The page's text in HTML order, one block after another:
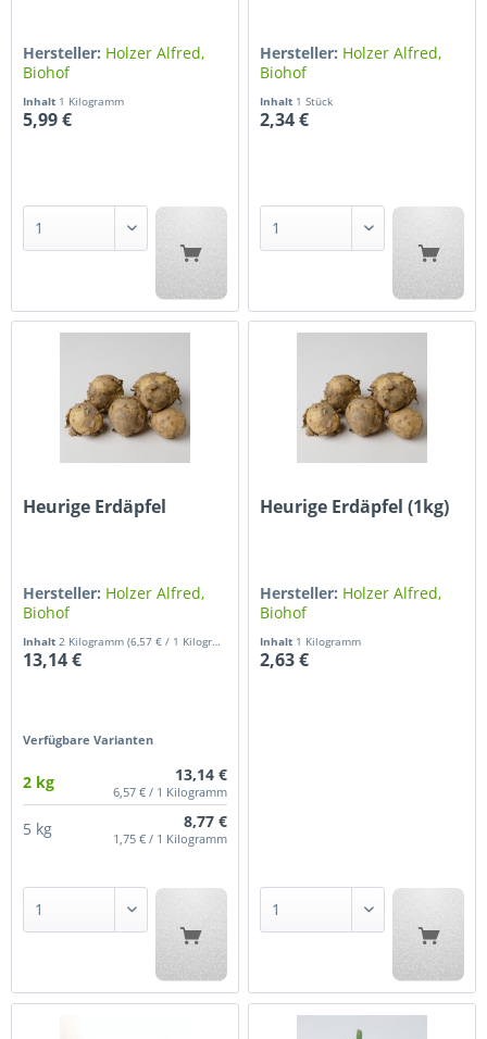
Hersteller: Holzer Alfred,
Biohof
Inhalt 1 Kilogramm
5,99 €
Hersteller: Holzer Alfred,
Biohof
Inhalt 1 Stück
2,34 €
Heurige Erdäpfel
Hersteller: Holzer Alfred,
Biohof
Inhalt2 Kilogramm(6,57 € / 1 Kilogramm)
13,14 €
Verfügbare Varianten
2 kg 13,14 €
6,57 € / 1 Kilogramm
5 kg 8,77 €
1,75 € / 1 Kilogramm
Heurige Erdäpfel (1kg)
Hersteller: Holzer Alfred,
Biohof
Inhalt 1 Kilogramm
2,63 €